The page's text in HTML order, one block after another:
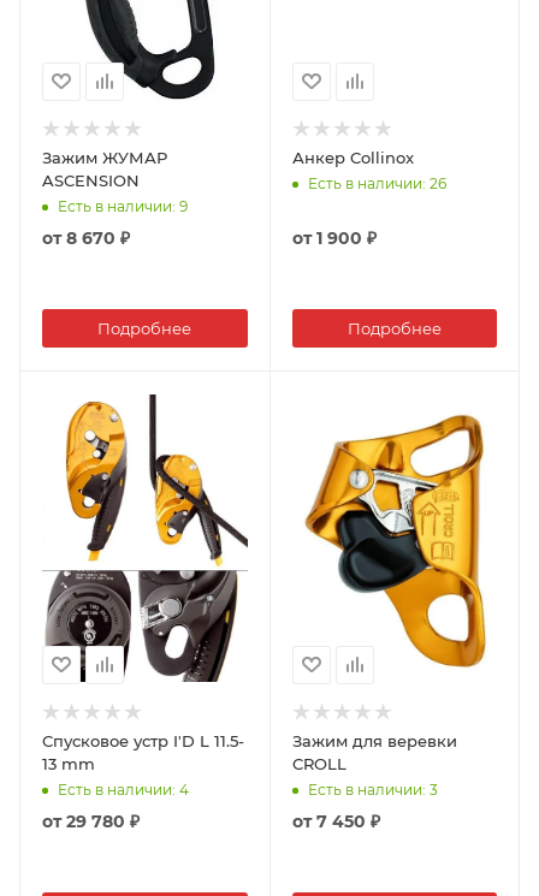
Зажим ЖУМАР
ASCENSION
Есть в наличии: 9
от8 670 ₽
Подробнее
Анкер Collinox
Есть в наличии: 26
от1 900 ₽
Подробнее
Спусковое устр I'D L 11.5-
13 mm
Есть в наличии: 4
от29 780 ₽
Зажим для веревки
CROLL
Есть в наличии: 3
от7 450 ₽